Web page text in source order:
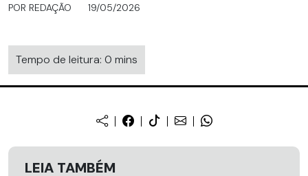
POR REDAÇÃO 19/05/2026
Tempo de leitura: 0 mins
LEIA TAMBÉM